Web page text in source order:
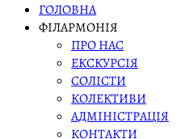
ГОЛОВНА
ФІЛАРМОНІЯ
ПРО НАС
ЕКСКУРСІЯ
СОЛІСТИ
КОЛЕКТИВИ
АДМІНІСТРАЦІЯ
КОНТАКТИ